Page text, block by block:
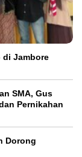
di Jambore
SMA, Gus
Pernikahan
Dorong